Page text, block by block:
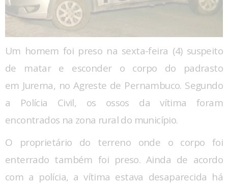
Um homem foi preso na sexta-feira (4) suspeito
de matar e esconder o corpo do padrasto
em Jurema, no Agreste de Pernambuco. Segundo
a Polícia Civil, os ossos da vítima foram
encontrados na zona rural do município.
O proprietário do terreno onde o corpo foi
enterrado também foi preso. Ainda de acordo
com a polícia, a vítima estava desaparecida há